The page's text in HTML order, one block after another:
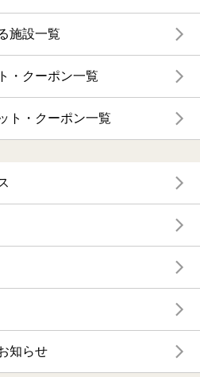
施設一覧
・クーポン一覧
ト・クーポン一覧
知らせ